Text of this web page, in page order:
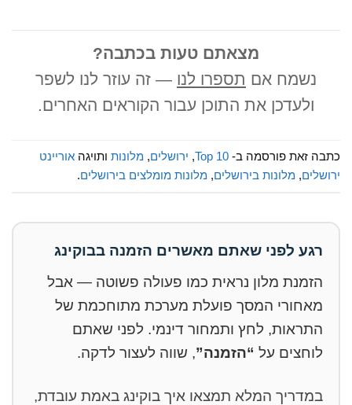
מצאתם טעות בכתבה?
נשמח אם תספרו לנו — זה עוזר לנו לשפר
ולעדכן את התוכן עבור הקוראים האחרים.
כתבה זאת פורסמה ב- Top 10
, ירושלים, מלונות ותויגה אוריינט
ירושלים, מלונות בירושלים, מלונות מומלצים בירושלים.
רגע לפני שאתם מאשרים הזמנה בבוקינג
הזמנת מלון נראית כמו פעולה פשוטה — אבל
מאחורי המסך פועלת מערכת מתוחכמת של
התראות, לחץ ותמחור דינמי. לפני שאתם
לוחצים על “הזמנה”, שווה לעצור לדקה.
במדריך המלא תמצאו איך בוקינג באמת עובדת,